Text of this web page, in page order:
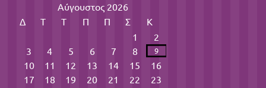
Αύγουστος 2026
Δ
Τ Τ Π Π Σ
Κ
1
2
3
4 5 6 7 8 9
10 11 12 13 14 15
16
17
18 19 20 21 22
23